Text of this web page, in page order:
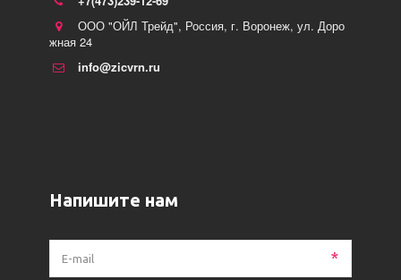
ООО "ОЙЛ Трейд", Россия, г. Воронеж, ул. Доро
жная 24
info@zicvrn.ru
Напишите нам
*